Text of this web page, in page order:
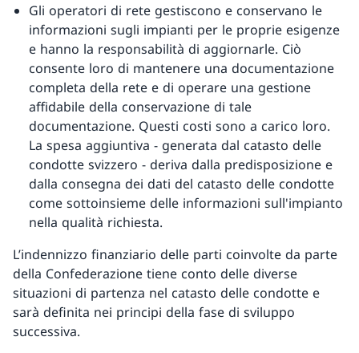
Gli operatori di rete gestiscono e conservano le
informazioni sugli impianti per le proprie esigenze
e hanno la responsabilità di aggiornarle. Ciò
consente loro di mantenere una documentazione
completa della rete e di operare una gestione
affidabile della conservazione di tale
documentazione. Questi costi sono a carico loro.
La spesa aggiuntiva - generata dal catasto delle
condotte svizzero - deriva dalla predisposizione e
dalla consegna dei dati del catasto delle condotte
come sottoinsieme delle informazioni sull'impianto
nella qualità richiesta.
L’indennizzo finanziario delle parti coinvolte da parte
della Confederazione tiene conto delle diverse
situazioni di partenza nel catasto delle condotte e
sarà definita nei principi della fase di sviluppo
successiva.